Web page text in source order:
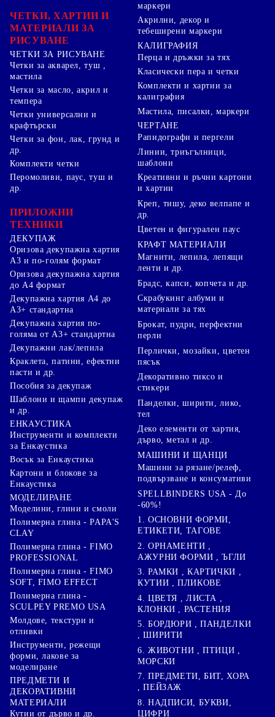
ЧЕТКИ, ХАРТИИ И
МАТЕРИАЛИ ЗА
РИСУВАНЕ
ЧЕТКИ ЗА РИСУВАНЕ
Четки за акварел, туш ,
мастила
Четки за масло, акрил и
темпера
Четки универсални и
крафтърски
Четки за фон, лак, грунд и
др.
Комплекти четки
маркери
Акрилни, декор и
тебеширени маркери
КАЛИГРАФИЯ
Перца и дръжки за тях
Класически пера и четки
Комплекти и хартии за
калиграфия
Мастила, писалки, маркери
ЧЕРТАНЕ
Рапидографи и пергели
Линии, триъгълници,
шаблони
Перомоливи, паус, туш и
др.
ПРИЛОЖНИ
ТЕХНИКИ
ДЕКУПАЖ
Оризова декупажна хартия
А3 и по-голям формат
Оризова декупажна хартия
до А4 формат
Декупажна хартия А4 до
А3+ стандартна
Декупажна хартия по-
голяма от А3+ стандартна
Декупажни лак/лепила
Краклета, патини, ефектни
пасти и др.
Пособия за декупаж
Шаблони и щампи декупаж
и др.
ЕНКАУСТИКА
Инструменти и комплекти
за Енкаустика
Восък за Енкаустика
Картони и блокове за
Енкаустика
МОДЕЛИРАНЕ
Моделини, глини и смоли
Полимерна глина - PAPA'S
CLAY
Полимерна глина - FIMO
PROFESSIONAL
Полимерна глина - FIMO
SOFT, FIMO EFFECT
Полимерна глина -
SCULPEY PREMO USA
Молдове, текстури и
отливки
Инструменти, режещи
форми, лакове за
моделиране
ПРЕДМЕТИ И
ДЕКОРАТИВНИ
МАТЕРИАЛИ
Кутии от дърво и др.
Креативни и ръчни картони
и хартии
Креп, тишу, деко велпапе и
др.
Цветен и фигурален паус
КРАФТ МАТЕРИАЛИ
Магнити, лепила, лепящи
ленти и др.
Брадс, капси, копчета и др.
Скрабукинг албуми и
материали за тях
Брокат, пудри, перфектни
перли
Перлички, мозайки, цветен
пясък
Декоративно тиксо и
стикери
Панделки, ширити, лико,
тел
Деко елементи от хартия,
дърво, метал и др.
МАШИНИ И ЩАНЦИ
Машини за рязане/релеф,
подвързване и консумативи
SPELLBINDERS USA - До
-60%!
1. ОСНОВНИ ФОРМИ,
ЕТИКЕТИ, ТАГОВЕ
2. ОРНАМЕНТИ ,
АЖУРНИ ФОРМИ , ЪГЛИ
3. РАМКИ , КАРТИЧКИ ,
КУТИИ , ПЛИКОВЕ
4. ЦВЕТЯ , ЛИСТА ,
КЛОНКИ , РАСТЕНИЯ
5. БОРДЮРИ , ПАНДЕЛКИ
, ШИРИТИ
6. ЖИВОТНИ , ПТИЦИ ,
МОРСКИ
7. ПРЕДМЕТИ, БИТ, ХОРА
, ПЕЙЗАЖ
8. НАДПИСИ, БУКВИ,
ЦИФРИ